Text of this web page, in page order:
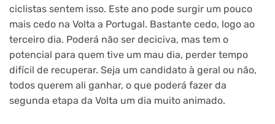
ciclistas sentem isso. Este ano pode surgir um pouco
mais cedo na Volta a Portugal. Bastante cedo, logo ao
terceiro dia. Poderá não ser deciciva, mas tem o
potencial para quem tive um mau dia, perder tempo
difícil de recuperar. Seja um candidato à geral ou não,
todos querem ali ganhar, o que poderá fazer da
segunda etapa da Volta um dia muito animado.